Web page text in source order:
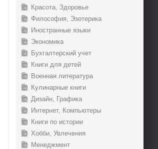
Красота, Здоровье
Философия, Эзотерика
Иностранные языки
Экономика
Бухгалтерский учет
Книги для детей
Военная литература
Кулинарные книги
Дизайн, Графика
Интернет, Компьютеры
Книги по истории
Хобби, Увлечения
Менеджмент